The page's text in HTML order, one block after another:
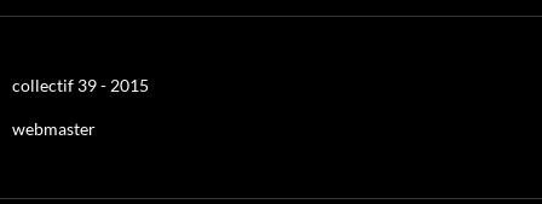
collectif 39 - 2015
webmaster